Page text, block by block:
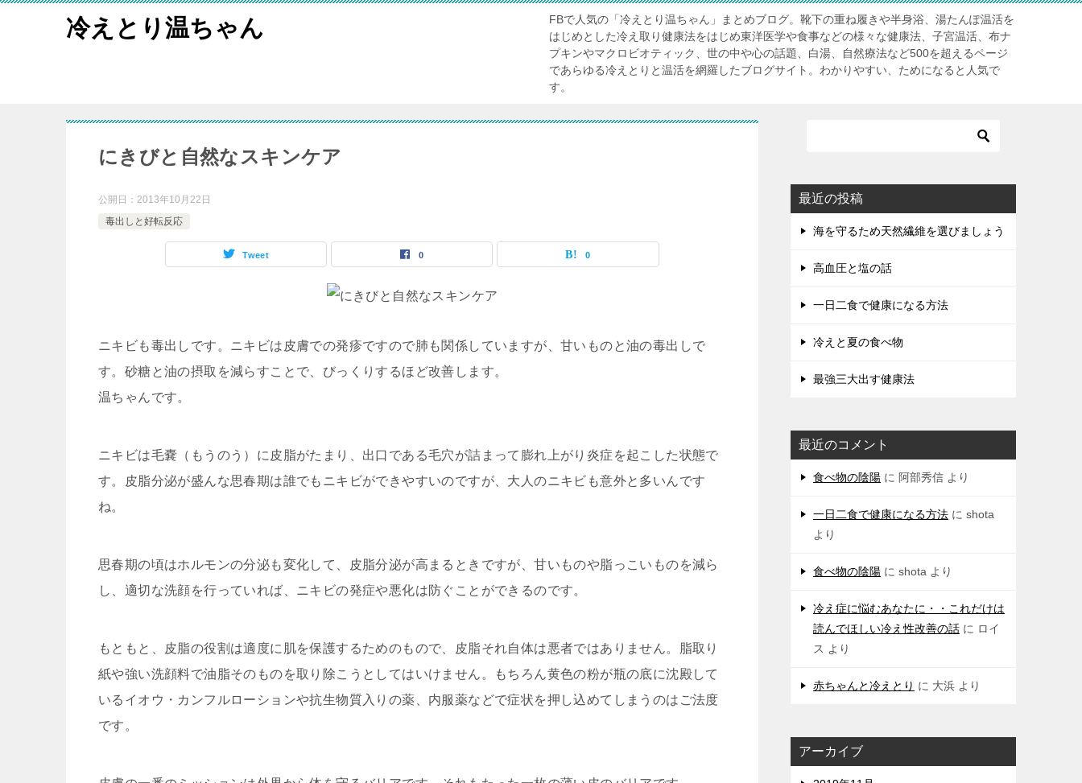
冷えとり温ちゃん
FBで人気の「冷えとり温ちゃん」まとめブログ。靴下の重ね履きや半身浴、湯たんぽ温活を
はじめとした冷え取り健康法をはじめ東洋医学や食事などの様々な健康法、子宮温活、布ナ
プキンやマクロビオティック、世の中や心の話題、白湯、自然療法など500を超えるページ
であらゆる冷えとりと温活を網羅したブログサイト。わかりやすい、ためになると人気で
す。
にきびと自然なスキンケア
公開日： 2013年10月22日
毒出しと好転反応
Tweet 0 0
ニキビも毒出しです。ニキビは皮膚での発疹ですので肺も関係していますが、甘いものと油の毒出しで
す。砂糖と油の摂取を減らすことで、びっくりするほど改善します。
温ちゃんです。
ニキビは毛嚢（もうのう）に皮脂がたまり、出口である毛穴が詰まって膨れ上がり炎症を起こした状態で
す。皮脂分泌が盛んな思春期は誰でもニキビができやすいのですが、大人のニキビも意外と多いんです
ね。
思春期の頃はホルモンの分泌も変化して、皮脂分泌が高まるときですが、甘いものや脂っこいものを減ら
し、適切な洗顔を行っていれば、ニキビの発症や悪化は防ぐことができるのです。
もともと、皮脂の役割は適度に肌を保護するためのもので、皮脂それ自体は悪者ではありません。脂取り
紙や強い洗顔料で油脂そのものを取り除こうとしてはいけません。もちろん黄色の粉が瓶の底に沈殿して
いるイオウ・カンフルローションや抗生物質入りの薬、内服薬などで症状を押し込めてしまうのはご法度
です。
最近の投稿
海を守るため天然繊維を選びましょう
高血圧と塩の話
一日二食で健康になる方法
冷えと夏の食べ物
最強三大出す健康法
最近のコメント
食べ物の陰陽 に 阿部秀信 より
一日二食で健康になる方法 に shota
より
食べ物の陰陽 に shota より
冷え症に悩むあなたに・・これだけは
読んでほしい冷え性改善の話 に ロイ
ス より
赤ちゃんと冷えとり に 大浜 より
アーカイブ